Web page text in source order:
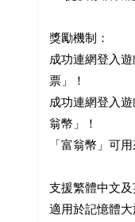
獎勵機制：
成功連網登入
票」！
成功連網登入
翁幣」！
「富翁幣」可
支援繁體中文及
適用於記憶體